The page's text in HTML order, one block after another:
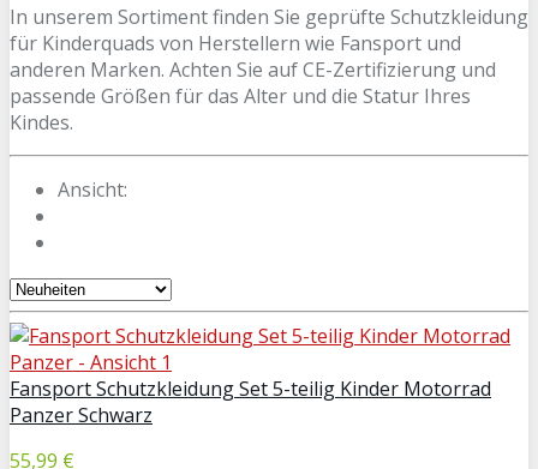
In unserem Sortiment finden Sie geprüfte Schutzkleidung
für Kinderquads von Herstellern wie Fansport und
anderen Marken. Achten Sie auf CE-Zertifizierung und
passende Größen für das Alter und die Statur Ihres
Kindes.
Ansicht:
Fansport Schutzkleidung Set 5-teilig Kinder Motorrad
Panzer Schwarz
55,99 €